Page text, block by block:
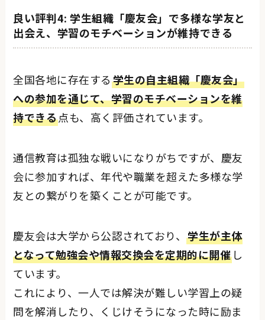
良い評判4: 学生組織「慶友会」で多様な学友と
出会え、学習のモチベーションが維持できる
全国各地に存在する 学生の自主組織「慶友会」
への参加を通じて、学習のモチベーションを維
持できる点も、高く評価されています。
通信教育は孤独な戦いになりがちですが、慶友
会に参加すれば、年代や職業を超えた多様な学
友との繋がりを築くことが可能です。
慶友会は大学から公認されており、学生が主体
となって勉強会や情報交換会を定期的に開催 し
ています。
これにより、一人では解決が難しい学習上の疑
問を解消したり、くじけそうになった時に励ま